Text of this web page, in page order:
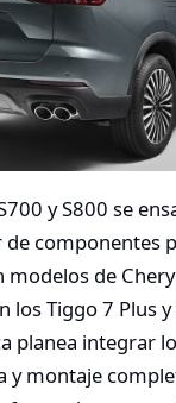
y S800 se
componentes
modelos de
los Tiggo 7 Plus y
planea integrar
y montaje